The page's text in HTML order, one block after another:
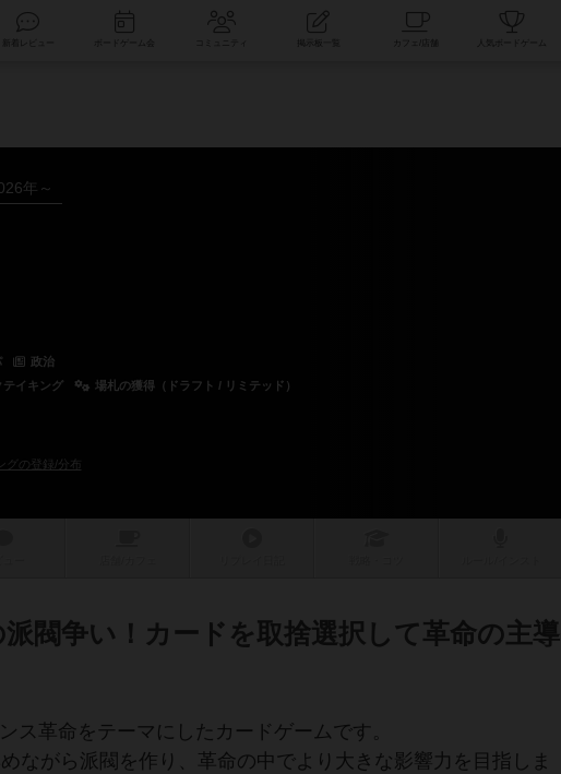
コミュニティ
年～
政治
テイキング
場札の獲得（ドラフト / リミテッド）
の登録/分布
閥争い！カードを取捨選択して革命の主導
ス革命をテーマにしたカードゲームです。
ながら派閥を作り、革命の中でより大きな影響力を目指しま